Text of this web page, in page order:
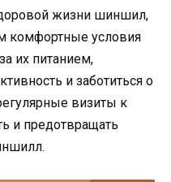
жизни шиншил,
комфортные условия
их питанием,
и заботиться о
визиты к
и предотвращать